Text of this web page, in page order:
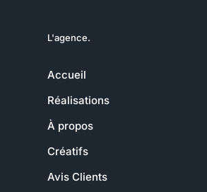
L'agence.
Accueil
Réalisations
À propos
Créatifs
Avis Clients